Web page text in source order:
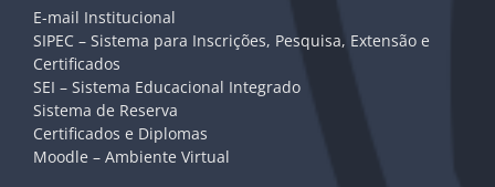
E-mail Institucional
SIPEC – Sistema para Inscrições, Pesquisa, Extensão e
Certificados
SEI – Sistema Educacional Integrado
Sistema de Reserva
Certificados e Diplomas
Moodle – Ambiente Virtual